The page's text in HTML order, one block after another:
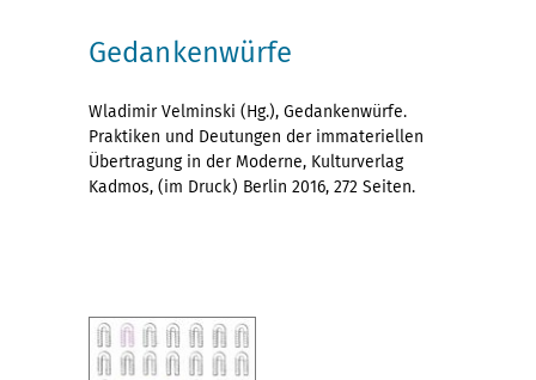
Gedankenwürfe
Wladimir Velminski (Hg.), Gedankenwürfe.
Praktiken und Deutungen der immateriellen
Übertragung in der Moderne, Kulturverlag
Kadmos, (im Druck) Berlin 2016, 272 Seiten.